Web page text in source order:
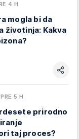
4 H
mogla bi da
životinja: Kakva
PRE 5 H
prirodno
taj proces?